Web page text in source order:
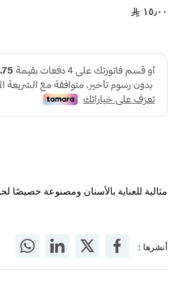
١٥٫٠٠
مثالية للعناية بالأسنان ومصنوعة خصيصًا
أنشرها :